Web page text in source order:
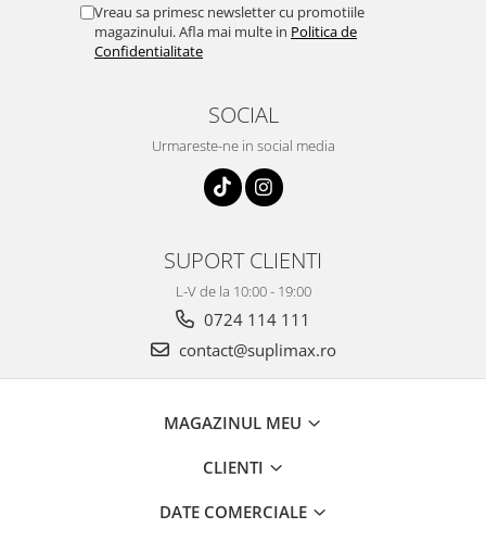
Vreau sa primesc newsletter cu promotiile
magazinului. Afla mai multe in Politica de
Confidentialitate
SOCIAL
Urmareste-ne in social media
SUPORT CLIENTI
L-V de la 10:00 - 19:00
0724 114 111
contact@suplimax.ro
MAGAZINUL MEU
CLIENTI
DATE COMERCIALE